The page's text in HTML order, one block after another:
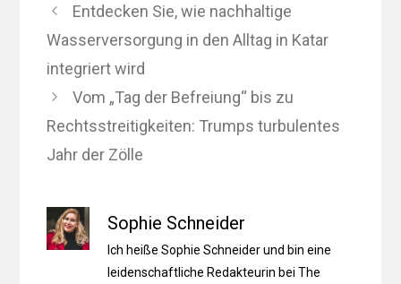
Entdecken Sie, wie nachhaltige
Wasserversorgung in den Alltag in Katar
integriert wird
Vom „Tag der Befreiung“ bis zu
Rechtsstreitigkeiten: Trumps turbulentes
Jahr der Zölle
Sophie Schneider
Ich heiße Sophie Schneider und bin eine
leidenschaftliche Redakteurin bei The